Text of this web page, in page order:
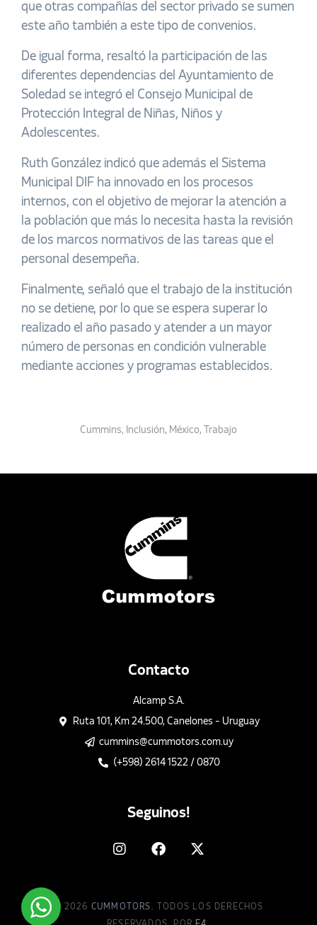
que otras compañías del sector privado se sumen
este año también a este tipo de convenios.
De igual forma, resaltó la participación de las
diferentes dependencias del Ayuntamiento de
Soledad se integró el Consejo Municipal de
Protección Integral de Niñas, Niños y
Adolescentes.
Ruth González indicó que además el Sistema
Municipal DIF ha innovado en los procesos
internos, con el objetivo de mejorar la atención a
la población que más lo necesita hasta la revisión
de los marcos normativos de las tareas que el
personal desempeña.
Finalmente, señaló que el trabajo de la institución
no se detiene, por lo que se espera superar lo
realizado el año pasado y atender a un mayor
número de personas en condición vulnerable
mediante acciones y programas establecidos.
Cummins, Inclusión, México, Trabajo
Contacto
Alcamp S.A.
Ruta 101, Km 24.500, Canelones - Uruguay
cummins@cummotors.com.uy
(+598) 2614 1522 / 0870
Seguinos!
© 2026 CUMMOTORS . TODOS LOS DERECHOS